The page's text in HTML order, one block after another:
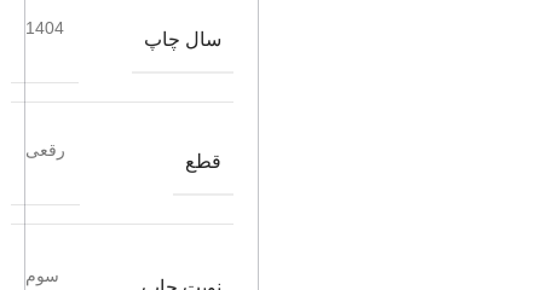
سال چاپ
1404
قطع
رقعی
سوم